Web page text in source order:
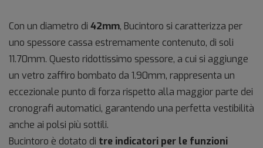
Con un diametro di 42mm, Bucintoro si caratterizza per
uno spessore cassa estremamente contenuto, di soli
11.70mm. Questo ridottissimo spessore, a cui si aggiunge
un vetro zaffiro bombato da 1.90mm, rappresenta un
eccezionale punto di forza rispetto alla maggior parte dei
cronografi automatici, garantendo una perfetta vestibilità
anche ai polsi più sottili.
Bucintoro è dotato di tre indicatori per le funzioni